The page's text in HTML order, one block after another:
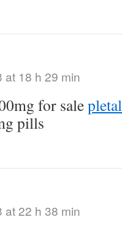
at 18 h 29 min
for sale
pills
at 22 h 38 min